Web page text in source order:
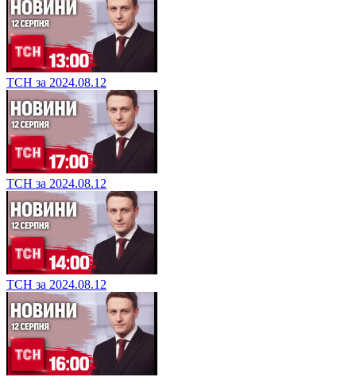
ТСН за 2024.08.12
ТСН за 2024.08.12
ТСН за 2024.08.12